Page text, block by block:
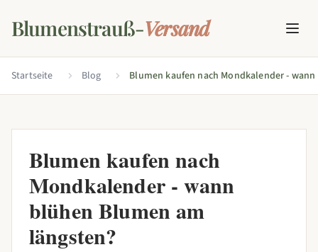
Blumenstrauß-Versand
Startseite Blog
Blumen kaufen nach
Mondkalender - wann
blühen Blumen am
längsten?